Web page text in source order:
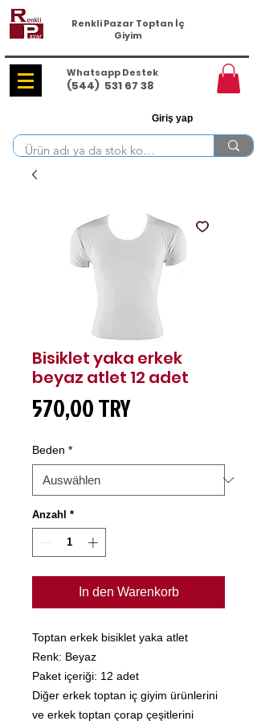
Renkli Pazar Toptan İç
Giyim
Whatsapp Destek
(544) 531 67 38
Giriş yap
Bisiklet yaka erkek
beyaz atlet 12 adet
570,00 TRYPreis
Beden *
Anzahl *
In den Warenkorb
Toptan erkek bisiklet yaka atlet
Renk: Beyaz
Paket içeriği: 12 adet
Diğer erkek toptan iç giyim ürünlerini
ve erkek toptan çorap çeşitlerini